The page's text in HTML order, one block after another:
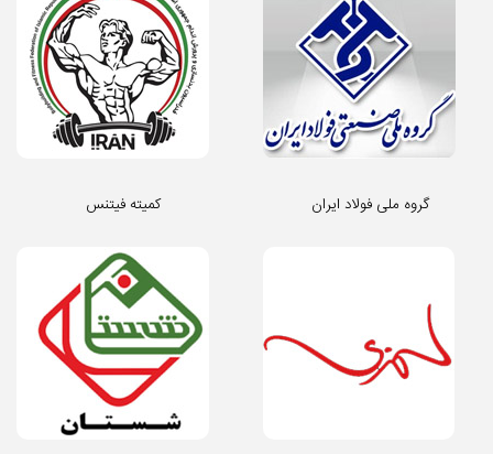
کمیته فیتنس گروه ملی فولاد ایران